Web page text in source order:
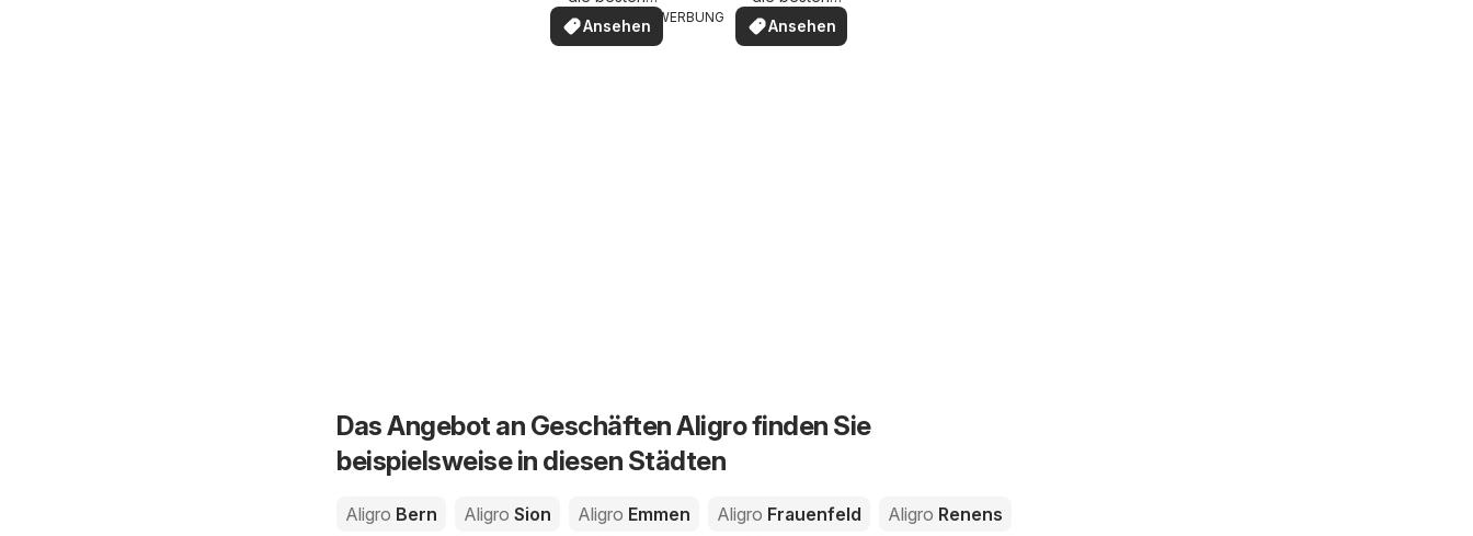
Angebote
Ansehen
Angebote
Ansehen
WERBUNG
Das Angebot an Geschäften Aligro finden Sie
beispielsweise in diesen Städten
Aligro Bern Aligro Sion Aligro Emmen Aligro Frauenfeld Aligro Renens